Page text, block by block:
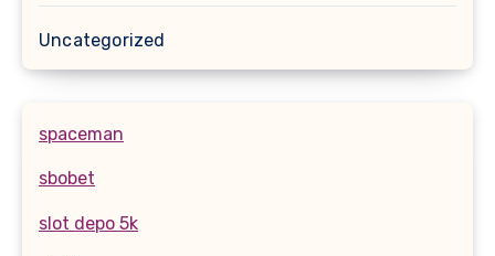
Uncategorized
spaceman
sbobet
slot depo 5k